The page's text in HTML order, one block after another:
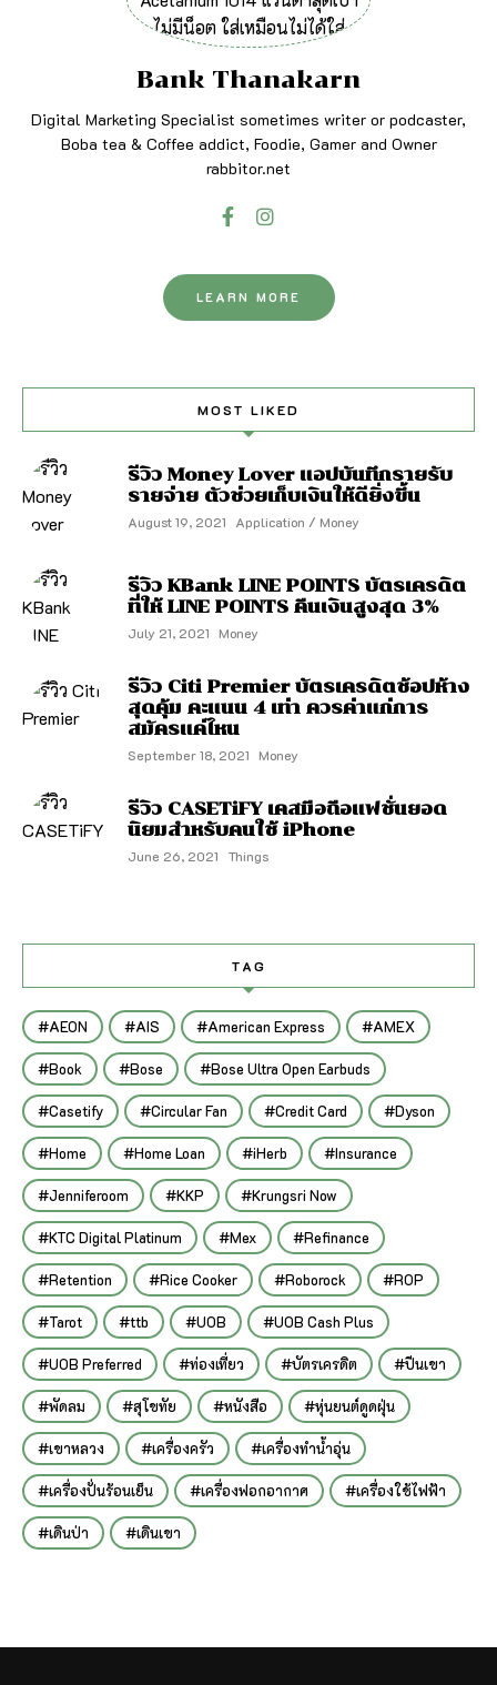
Bank Thanakarn
Digital Marketing Specialist sometimes writer or podcaster,
Boba tea & Coffee addict, Foodie, Gamer and Owner
rabbitor.net
LEARN MORE
MOST LIKED
รีวิว Money Lover แอปบันทึกรายรับ
รายจ่าย ตัวช่วยเก็บเงินให้ดียิ่งขึ้น
August 19, 2021 Application / Money
รีวิว KBank LINE POINTS บัตรเครดิต
ที่ให้ LINE POINTS คืนเงินสูงสุด 3%
July 21, 2021 Money
รีวิว Citi Premier บัตรเครดิตช้อปห้าง
สุดคุ้ม คะแนน 4 เท่า ควรค่าแก่การ
สมัครแค่ไหน
September 18, 2021 Money
รีวิว CASETiFY เคสมือถือแฟชั่นยอด
นิยมสำหรับคนใช้ iPhone
June 26, 2021 Things
TAG
AEON AIS American Express AMEX
Book Bose Bose Ultra Open Earbuds
Casetify Circular Fan Credit Card Dyson
Home Home Loan iHerb Insurance
Jenniferoom KKP Krungsri Now
KTC Digital Platinum Mex Refinance
Retention Rice Cooker Roborock ROP
Tarot ttb UOB UOB Cash Plus
UOB Preferred ท่องเที่ยว บัตรเครดิต ปีนเขา
พัดลม สุโขทัย หนังสือ หุ่นยนต์ดูดฝุ่น
เขาหลวง เครื่องครัว เครื่องทำน้ำอุ่น
เครื่องปั่นร้อนเย็น เครื่องฟอกอากาศ เครื่องใช้ไฟฟ้า
เดินป่า เดินเขา